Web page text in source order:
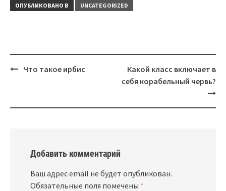
содержания
миграции и
ОПУБЛИКОВАНО В UNCATEGORIZED
Навигация
Что такое ирбис
Какой класс включает в
себя корабельный червь?
Добавить комментарий
Ваш адрес email не будет опубликован.
Обязательные поля помечены *